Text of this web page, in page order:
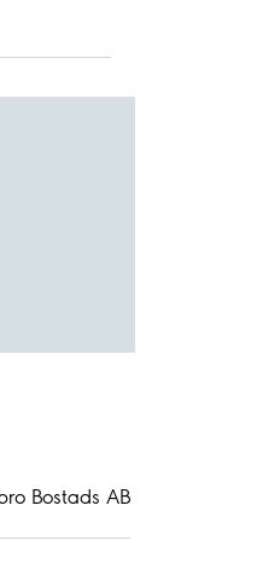
Bostads AB